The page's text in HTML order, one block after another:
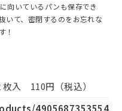
向いているパンも保存でき
いて、密閉するのをお忘れな
！
入 110円（税込）
4905687353554